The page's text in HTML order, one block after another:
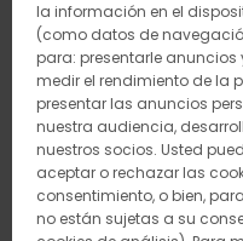
la información en el
(como datos de
para: presentarle
medir el rendimiento de la
presentar las anuncios
nuestra audiencia,
nuestros socios. Usted
aceptar o rechazar las
consentimiento, o bien,
no están sujetas a su